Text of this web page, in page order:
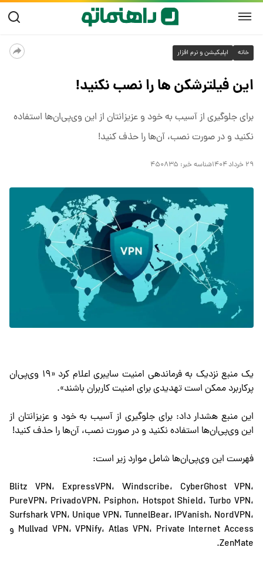
خانه اپلیکیشن و نرم افزار
این فیلترشکن‌ ها را نصب نکنید!
برای جلوگیری از آسیب به خود و عزیزانتان از این وی‌پی‌ان‌ها استفاده
نکنید و در صورت نصب، آن‌ها را حذف کنید!
۲۹ خرداد ۱۴۰۴ شناسه خبر: ۴۵۰۸۳۵
یک منبع نزدیک به فرماندهی امنیت سایبری اعلام کرد «۱۹ وی‌پی‌ان
پرکاربرد ممکن است تهدیدی برای امنیت کاربران باشند».
این منبع هشدار داد: برای جلوگیری از آسیب به خود و عزیزانتان از
این وی‌پی‌ان‌ها استفاده نکنید و در صورت نصب، آن‌ها را حذف کنید!
فهرست این وی‌پی‌ان‌ها شامل موارد زیر است:
Blitz VPN، ExpressVPN، Windscribe، CyberGhost VPN،
PureVPN، PrivadoVPN، Psiphon، Hotspot Shield، Turbo VPN،
Surfshark VPN، Unique VPN، TunnelBear، IPVanish، NordVPN،
Mullvad VPN، VPNify، Atlas VPN، Private Internet Access و
ZenMate.